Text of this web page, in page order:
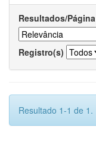
Resultados/Página
Registro(s)
Resultado 1-1 de 1.